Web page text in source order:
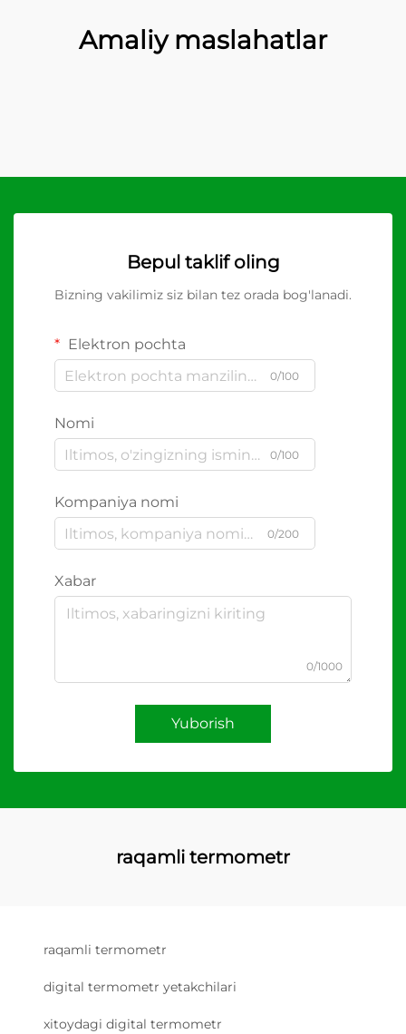
Amaliy maslahatlar
Bepul taklif oling
Bizning vakilimiz siz bilan tez orada bog'lanadi.
Elektron pochta
0/100
Nomi
0/100
Kompaniya nomi
0/200
Xabar
0/1000
Yuborish
raqamli termometr
raqamli termometr
digital termometr yetakchilari
xitoydagi digital termometr